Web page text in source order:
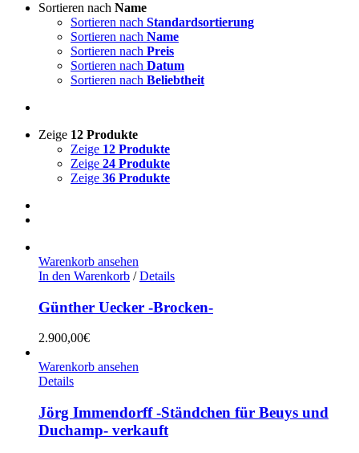
Sortieren nach Name
Sortieren nach Standardsortierung
Sortieren nach Name
Sortieren nach Preis
Sortieren nach Datum
Sortieren nach Beliebtheit
Zeige 12 Produkte
Zeige 12 Produkte
Zeige 24 Produkte
Zeige 36 Produkte
Warenkorb ansehen
In den Warenkorb / Details
Günther Uecker -Brocken-
2.900,00€
Warenkorb ansehen
Details
Jörg Immendorff -Ständchen für Beuys und
Duchamp- verkauft